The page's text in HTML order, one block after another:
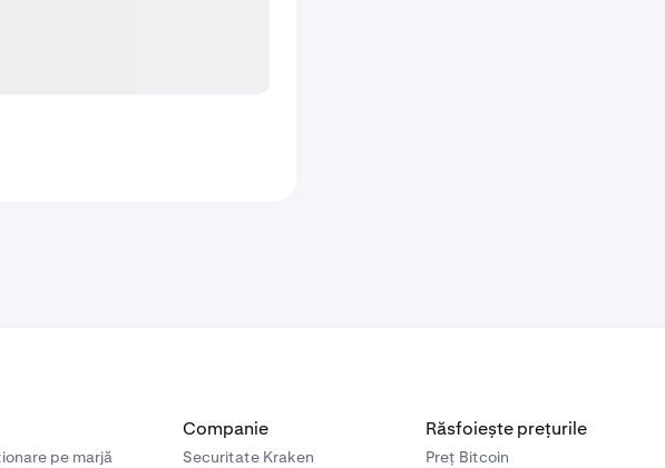
pe marjă
Companie
Securitate Kraken
Răsfoiește prețurile
Preț Bitcoin